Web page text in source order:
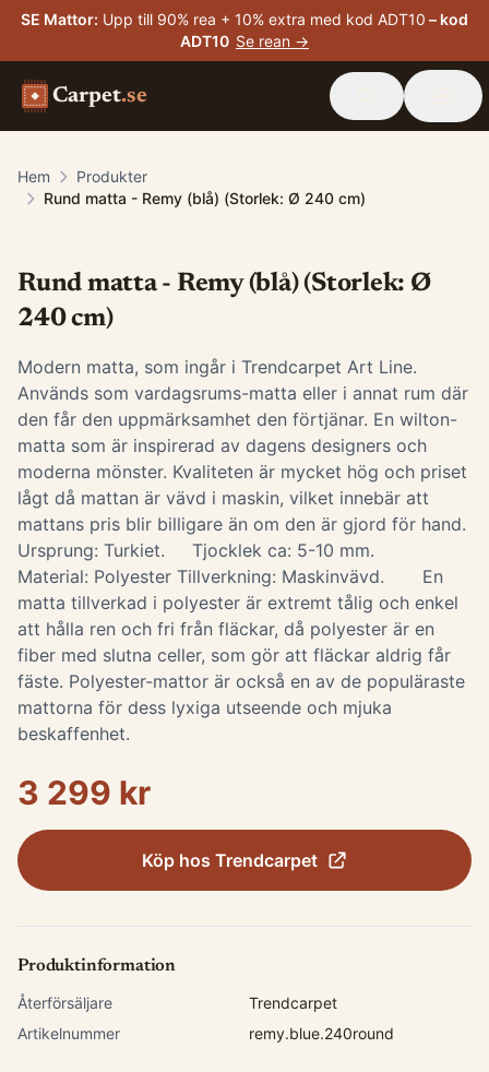
SE Mattor: Upp till 90% rea + 10% extra med kod ADT10 – kod
ADT10 Se rean →
Carpet.se
Hem
Produkter
Rund matta - Remy (blå) (Storlek: Ø 240 cm)
Rund matta - Remy (blå) (Storlek: Ø
240 cm)
Modern matta, som ingår i Trendcarpet Art Line.
Används som vardagsrums-matta eller i annat rum där
den får den uppmärksamhet den förtjänar. En wilton-
matta som är inspirerad av dagens designers och
moderna mönster. Kvaliteten är mycket hög och priset
lågt då mattan är vävd i maskin, vilket innebär att
mattans pris blir billigare än om den är gjord för hand.
Ursprung: Turkiet. Tjocklek ca: 5-10 mm.
Material: Polyester Tillverkning: Maskinvävd. En
matta tillverkad i polyester är extremt tålig och enkel
att hålla ren och fri från fläckar, då polyester är en
fiber med slutna celler, som gör att fläckar aldrig får
fäste. Polyester-mattor är också en av de populäraste
mattorna för dess lyxiga utseende och mjuka
beskaffenhet.
3 299 kr
Köp hos Trendcarpet
Produktinformation
Återförsäljare
Trendcarpet
Artikelnummer
remy.blue.240round